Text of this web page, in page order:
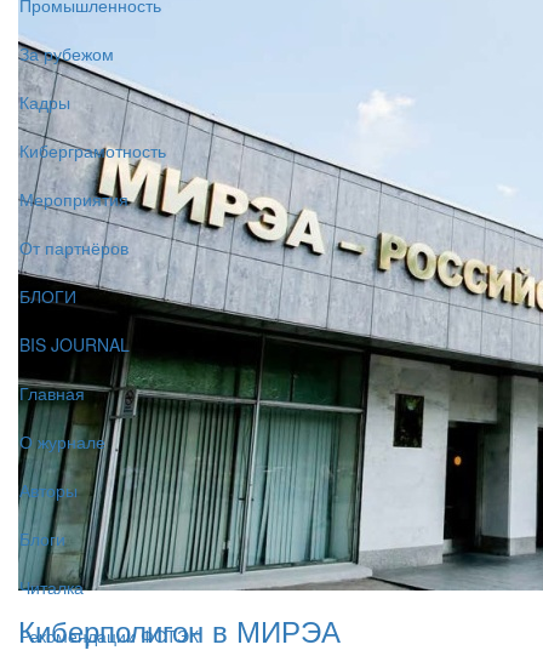
Промышленность
За рубежом
Кадры
Киберграмотность
Мероприятия
От партнёров
БЛОГИ
BIS JOURNAL
Главная
О журнале
Авторы
Блоги
Читалка
Рекомендации ФСТЭК
Киберполигон в МИРЭА